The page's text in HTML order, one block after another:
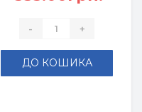
- +
ДО КОШИКА